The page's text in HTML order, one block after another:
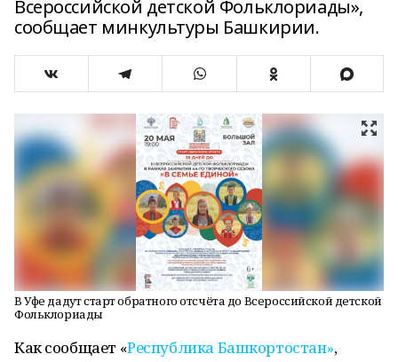
Всероссийской детской Фольклориады»,
сообщает минкультуры Башкирии.
В Уфе дадут старт обратного отсчёта до Всероссийской детской
Фольклориады
Как сообщает «Республика Башкортостан»,